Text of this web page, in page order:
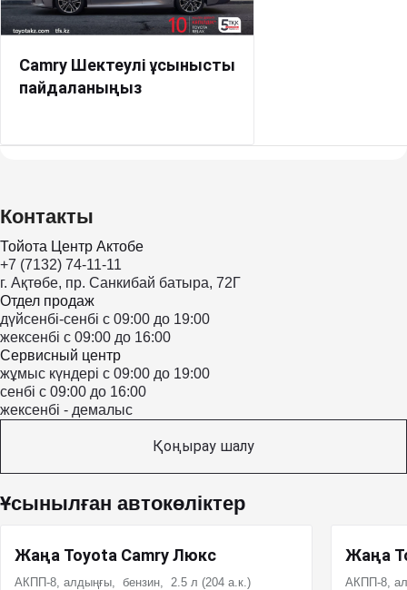
Camry Шектеулі ұсынысты
пайдаланыңыз
Контакты
Тойота Центр Актобе
+7 (7132) 74-11-11
г. Ақтөбе, пр. Санкибай батыра, 72Г
Отдел продаж
дүйсенбі-сенбі с 09:00 до 19:00
жексенбі с 09:00 до 16:00
Сервисный центр
жұмыс күндері с 09:00 до 19:00
сенбі с 09:00 до 16:00
жексенбі - демалыс
Қоңырау шалу
Ұсынылған автокөліктер
Жаңа Toyota Camry Люкс
АКПП-8, алдыңғы, бензин, 2.5 л (204 а.к.)
Жаңа
АКПП-8,